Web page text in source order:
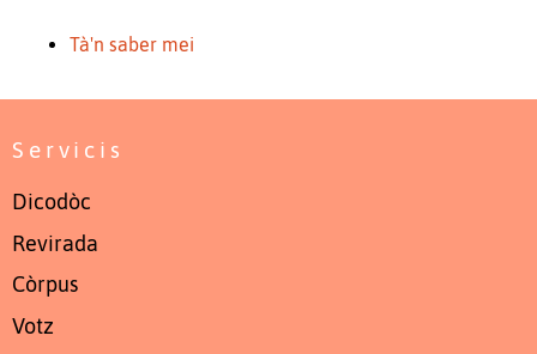
Tà'n saber mei
Servicis
Dicodòc
Revirada
Còrpus
Votz